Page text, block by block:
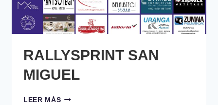
RALLYSPRINT SAN
MIGUEL
LEER MÁSRALLYSPRINT